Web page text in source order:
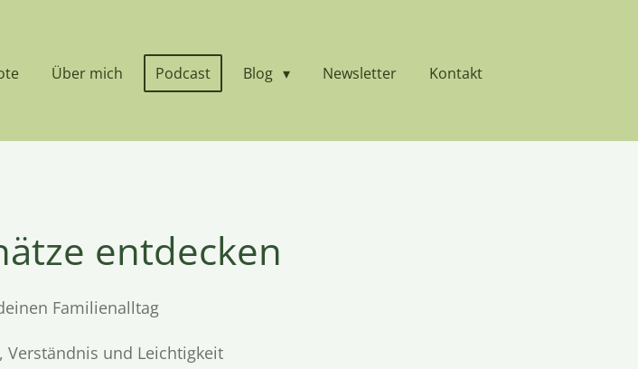
Über mich Podcast Blog Newsletter
Kontakt
entdecken
Familienalltag
und Leichtigkeit